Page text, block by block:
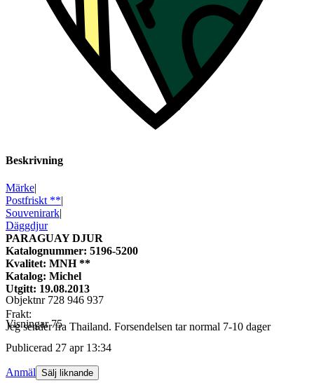
Beskrivning
Märke|
Postfriskt **|
Souvenirark|
Däggdjur
PARAGUAY DJUR
Katalognummer: 5196-5200
Kvalitet: MNH **
Katalog: Michel
Utgitt: 19.08.2013
Frakt:
Jeg sender fra Thailand. Forsendelsen tar normal 7-10 dager
Objektnr 728 946 937
Visningar 75
Publicerad 27 apr 13:34
Anmäl Sälj liknande